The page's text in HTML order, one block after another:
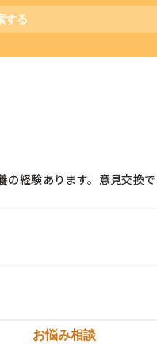
経験あります。意見交換
お悩み相談